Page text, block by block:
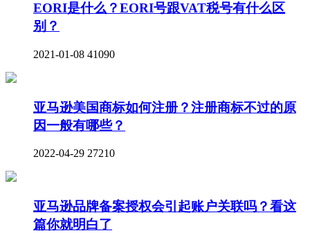
EORI是什么？EORI号跟VAT税号有什么区
别？
2021-01-08 41090
亚马逊美国商标如何注册？注册商标不过的原
因一般有哪些？
2022-04-29 27210
亚马逊品牌备案授权会引起账户关联吗？看这
篇你就明白了